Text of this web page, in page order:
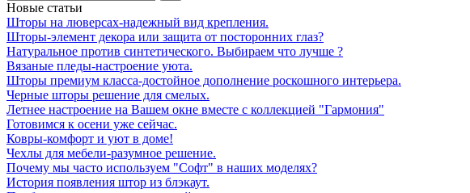
Новые статьи
Шторы на люверсах-надежный вид крепления.
Шторы-элемент декора или защита от посторонних глаз?
Натуральное против синтетического. Выбираем что лучше ?
Вязаные пледы-настроение уюта.
Шторы премиум класса-достойное дополнение роскошного интерьера.
Черные шторы решение для смелых.
Летнее настроение на Вашем окне вместе с коллекцией "Гармония"
Готовимся к осени уже сейчас.
Ковры-комфорт и уют в доме!
Чехлы для мебели-разумное решение.
Почему мы часто используем "Софт" в наших моделях?
История появления штор из блэкаут.